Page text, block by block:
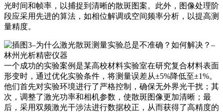
光时间和帧率，以捕捉到清晰的散斑图案。此外，图像处理阶
段应采用先进的算法，如相位解调或空间频率分析，以提高测
量精度。
一个成功的实验案例是某高校材料实验室在研究复合材料表面
形变时，通过优化实验条件，将测量误差从±5%降低至±1%。
他们首先对实验环境进行了严格控制，确保无外界光干扰；其
次，调整了激光功率和相机参数，使散斑图像更加清晰；最
后，采用双频激光干涉法进行数据校正，从而获得了高精度的